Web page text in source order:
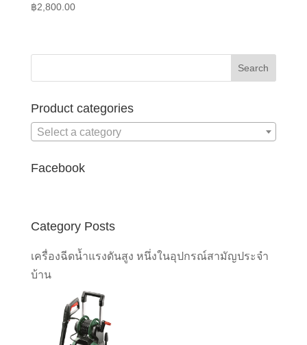
฿2,800.00
Product categories
Select a category
Facebook
Category Posts
เครื่องฉีดน้ำแรงดันสูง หนึ่งในอุปกรณ์สามัญประจำ
บ้าน